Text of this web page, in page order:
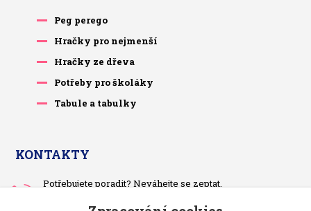
Peg perego
Hračky pro nejmenší
Hračky ze dřeva
Potřeby pro školáky
Tabule a tabulky
KONTAKTY
Potřebujete poradit? Neváhejte se zeptat.